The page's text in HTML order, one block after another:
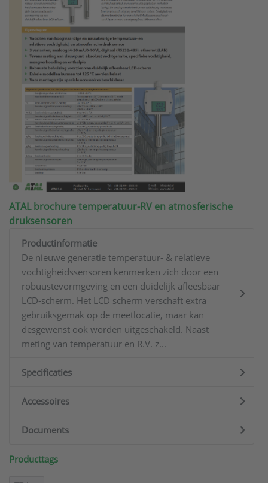
ATAL brochure temperatuur-RV en atmosferische
druksensoren
Productinformatie
De nieuwe generatie temperatuur- & relatieve
vochtigheidssensoren kenmerken zich door een
robuustevormgeving en een duidelijk afleesbaar
LCD-scherm. Het LCD scherm verschaft extra
gebruiksgemak op de meetlocatie, maar kan
desgewenst ook worden uitgeschakeld. Naast
meting van temperatuur en R.V. z...
Specificaties
Accessoires
Documents
Producttags